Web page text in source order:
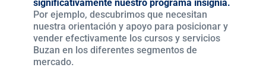
significativamente nuestro programa insignia.
Por ejemplo, descubrimos que necesitan
nuestra orientación y apoyo para posicionar y
vender efectivamente los cursos y servicios
Buzan en los diferentes segmentos de
mercado.